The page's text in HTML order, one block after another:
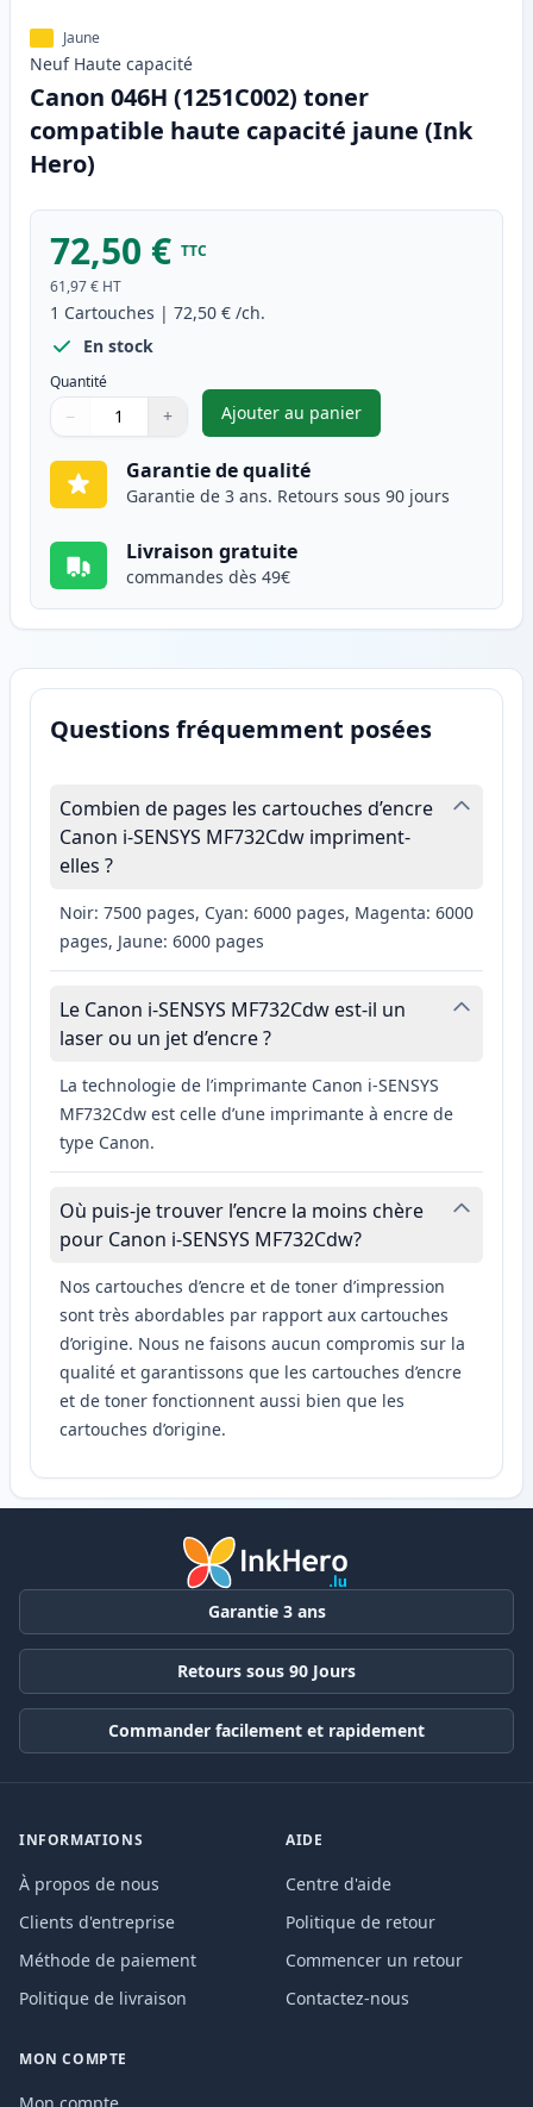
Jaune
Neuf Haute capacité
Canon 046H (1251C002) toner
compatible haute capacité jaune (Ink
Hero)
72,50 € TTC
61,97 € HT
1 Cartouches | 72,50 € /ch.
En stock
Quantité
Quantité
Utilisez les boutons pour ajuster
− +
Quantité
Ajouter au panier
,Canon 046H (1251C002)
Garantie de qualité
Garantie de 3 ans. Retours sous 90 jours
Livraison gratuite
commandes dès 49€
Questions fréquemment posées
Combien de pages les cartouches d’encre
Canon i-SENSYS MF732Cdw impriment-
elles ?
Noir: 7500 pages, Cyan: 6000 pages, Magenta: 6000
pages, Jaune: 6000 pages
Le Canon i-SENSYS MF732Cdw est-il un
laser ou un jet d’encre ?
La technologie de l’imprimante Canon i-SENSYS
MF732Cdw est celle d’une imprimante à encre de
type Canon.
Où puis-je trouver l’encre la moins chère
pour Canon i-SENSYS MF732Cdw?
Nos cartouches d’encre et de toner d’impression
sont très abordables par rapport aux cartouches
d’origine. Nous ne faisons aucun compromis sur la
qualité et garantissons que les cartouches d’encre
et de toner fonctionnent aussi bien que les
cartouches d’origine.
Garantie 3 ans
Retours sous 90 Jours
Commander facilement et rapidement
INFORMATIONS
À propos de nous
Clients d'entreprise
Méthode de paiement
Politique de livraison
AIDE
Centre d'aide
Politique de retour
Commencer un retour
Contactez-nous
MON COMPTE
Mon compte